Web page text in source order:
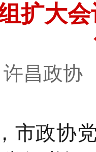
扩大
许昌政
， 市政协